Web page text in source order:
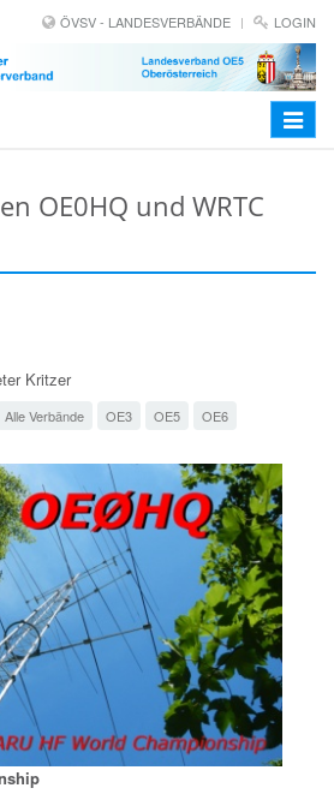
ÖVSV - LANDESVERBÄNDE LOGIN
Toggle
OE0HQ und WRTC
Kritzer
Alle Verbände OE3 OE5
OE6